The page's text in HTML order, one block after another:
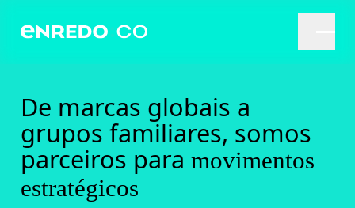
De marcas globais a
grupos familiares, somos
parceiros para movimentos
estratégicos